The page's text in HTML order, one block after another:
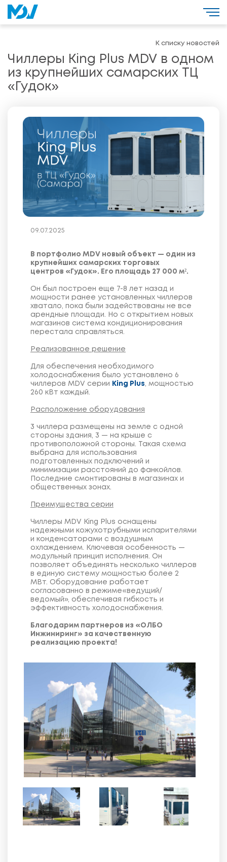
Чиллеры King Plus MDV в одном
из крупнейших самарских ТЦ
«Гудок»
К списку новостей
09.07.2025
В портфолио MDV новый объект — один из
крупнейших самарских торговых
центров «Гудок». Его площадь 27 000 м².
Он был построен еще 7-8 лет назад и
мощности ранее установленных чиллеров
хватало, пока были задействованы не все
арендные площади. Но с открытием новых
магазинов система кондиционирования
перестала справляться.
Реализованное решение
Для обеспечения необходимого
холодоснабжения было установлено 6
чиллеров MDV серии
King Plus, мощностью
260 кВт каждый.
Расположение оборудования
3 чиллера размещены на земле с одной
стороны здания, 3 — на крыше с
противоположной стороны. Такая схема
выбрана для использования
подготовленных подключений и
минимизации расстояний до фанкойлов.
Последние смонтированы в магазинах и
общественных зонах.
Преимущества серии
Чиллеры MDV King Plus оснащены
надежными кожухотрубными испарителями
и конденсаторами с воздушным
охлаждением. Ключевая особенность —
модульный принцип исполнения. Он
позволяет объединять несколько чиллеров
в единую систему мощностью более 2
МВт. Оборудование работает
согласованно в режиме«ведущий/
ведомый», обеспечивая гибкость и
эффективность холодоснабжения.
Благодарим партнеров из «ОЛБО
Инжиниринг» за качественную
реализацию проекта!